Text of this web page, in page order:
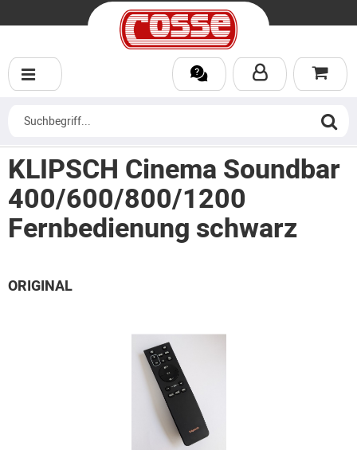
KLIPSCH Cinema Soundbar
400/600/800/1200
Fernbedienung schwarz
ORIGINAL